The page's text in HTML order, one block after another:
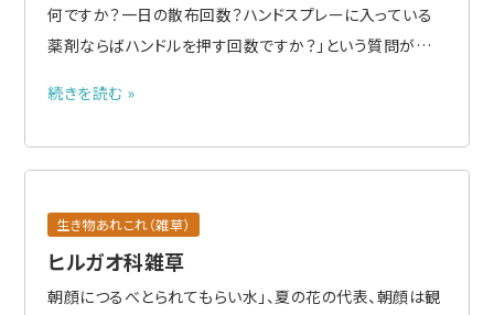
何ですか？一日の散布回数？ハンドスプレーに入っている
薬剤ならばハンドルを押す回数ですか？」という質問があり
シーズンに散布できる回数の合計であることを説明はしま
ん。 作物残留基..
続きを読む »
生き物あれこれ（雑草）
ヒルガオ科雑草
朝顔につるべとられてもらい水」、夏の花の代表、朝顔は観